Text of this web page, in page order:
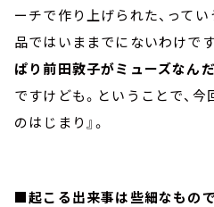
ーチで作り上げられた、って
品ではいままでにないわけです
ぱり前田敦子がミューズなんだ
ですけども。ということで、
のはじまり』。
■起こる出来事は些細なもの